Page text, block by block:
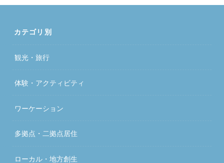
カテゴリ別
観光・旅行
体験・アクティビティ
ワーケーション
多拠点・二拠点居住
ローカル・地方創生